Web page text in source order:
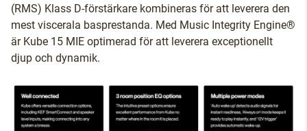
(RMS) Klass D-förstärkare kombineras för att leverera den
mest viscerala basprestanda. Med Music Integrity Engine®
är Kube 15 MIE optimerad för att leverera exceptionellt
djup och dynamik.